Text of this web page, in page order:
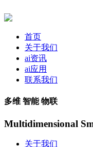
首页
关于我们
ai资讯
ai应用
联系我们
多维 智能 物联
Multidimensional
关于我们